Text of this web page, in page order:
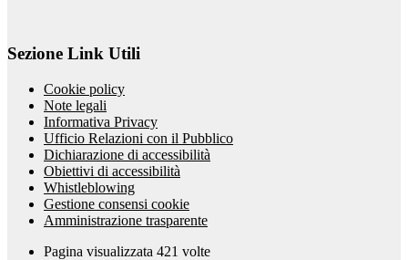
Sezione Link Utili
Cookie policy
Note legali
Informativa Privacy
Ufficio Relazioni con il Pubblico
Dichiarazione di accessibilità
Obiettivi di accessibilità
Whistleblowing
Gestione consensi cookie
Amministrazione trasparente
Pagina visualizzata 421 volte